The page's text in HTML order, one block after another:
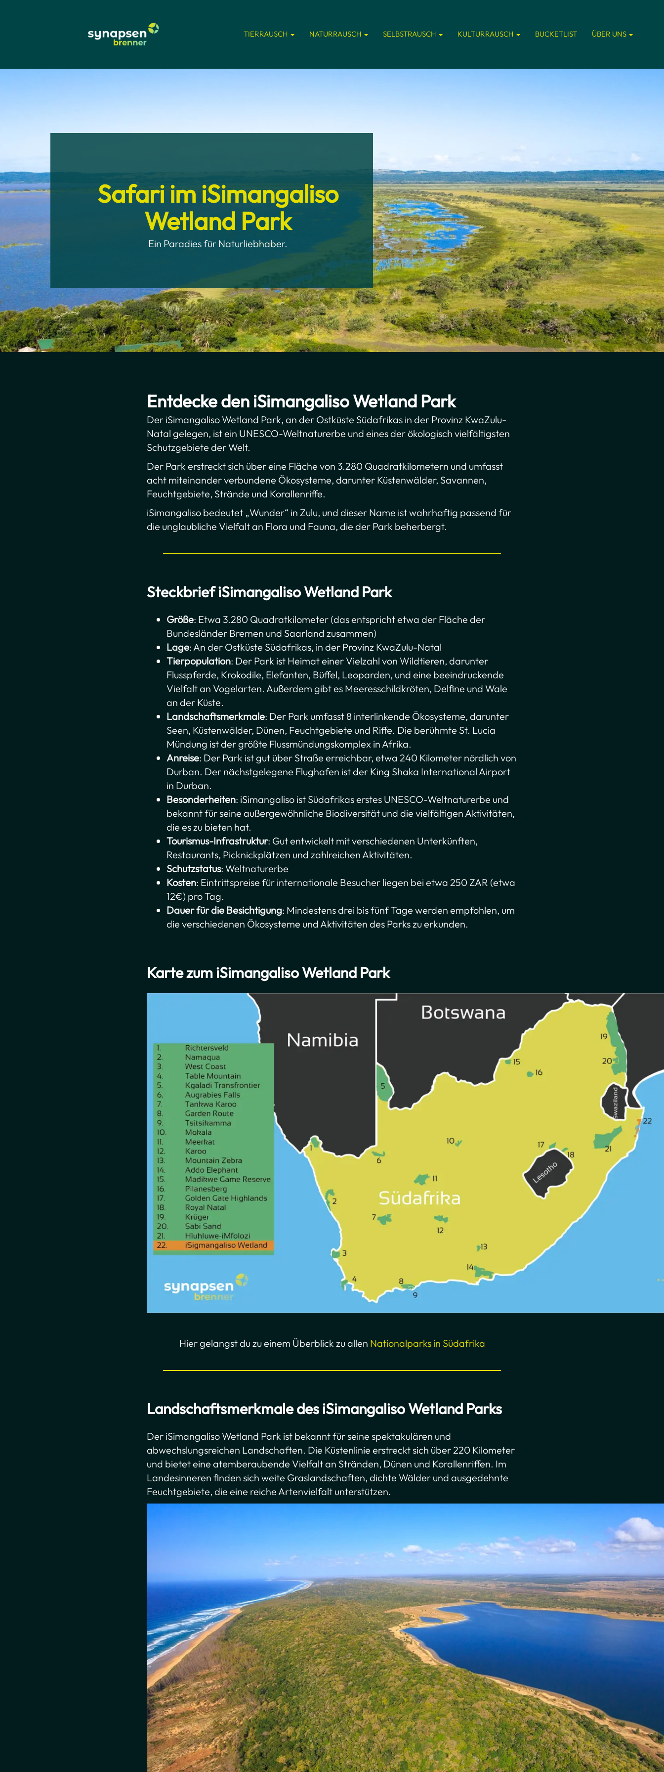
TIERRAUSCH NATURRAUSCH SELBSTRAUSCH KULTURRAUSCH BUCKETLIST ÜBER UNS
Safari im iSimangaliso
Wetland Park
Ein Paradies für Naturliebhaber.
Entdecke den iSimangaliso Wetland Park
Der iSimangaliso Wetland Park, an der Ostküste Südafrikas in der Provinz KwaZulu-
Natal gelegen, ist ein UNESCO-Weltnaturerbe und eines der ökologisch vielfältigsten
Schutzgebiete der Welt.
Der Park erstreckt sich über eine Fläche von 3.280 Quadratkilometern und umfasst
acht miteinander verbundene Ökosysteme, darunter Küstenwälder, Savannen,
Feuchtgebiete, Strände und Korallenriffe.
iSimangaliso bedeutet „Wunder“ in Zulu, und dieser Name ist wahrhaftig passend für
die unglaubliche Vielfalt an Flora und Fauna, die der Park beherbergt.
Steckbrief iSimangaliso Wetland Park
Größe: Etwa 3.280 Quadratkilometer (das entspricht etwa der Fläche der
Bundesländer Bremen und Saarland zusammen)
Lage: An der Ostküste Südafrikas, in der Provinz KwaZulu-Natal
Tierpopulation: Der Park ist Heimat einer Vielzahl von Wildtieren, darunter
Flusspferde, Krokodile, Elefanten, Büffel, Leoparden, und eine beeindruckende
Vielfalt an Vogelarten. Außerdem gibt es Meeresschildkröten, Delfine und Wale
an der Küste.
Landschaftsmerkmale: Der Park umfasst 8 interlinkende Ökosysteme, darunter
Seen, Küstenwälder, Dünen, Feuchtgebiete und Riffe. Die berühmte St. Lucia
Mündung ist der größte Flussmündungskomplex in Afrika.
Anreise: Der Park ist gut über Straße erreichbar, etwa 240 Kilometer nördlich von
Durban. Der nächstgelegene Flughafen ist der King Shaka International Airport
in Durban.
Besonderheiten: iSimangaliso ist Südafrikas erstes UNESCO-Weltnaturerbe und
bekannt für seine außergewöhnliche Biodiversität und die vielfältigen Aktivitäten,
die es zu bieten hat.
Tourismus-Infrastruktur: Gut entwickelt mit verschiedenen Unterkünften,
Restaurants, Picknickplätzen und zahlreichen Aktivitäten.
Schutzstatus: Weltnaturerbe
Kosten: Eintrittspreise für internationale Besucher liegen bei etwa 250 ZAR (etwa
12€) pro Tag.
Dauer für die Besichtigung: Mindestens drei bis fünf Tage werden empfohlen, um
die verschiedenen Ökosysteme und Aktivitäten des Parks zu erkunden.
Karte zum iSimangaliso Wetland Park
Hier gelangst du zu einem Überblick zu allen Nationalparks in Südafrika
Landschaftsmerkmale des iSimangaliso Wetland Parks
Der iSimangaliso Wetland Park ist bekannt für seine spektakulären und
abwechslungsreichen Landschaften. Die Küstenlinie erstreckt sich über 220 Kilometer
und bietet eine atemberaubende Vielfalt an Stränden, Dünen und Korallenriffen. Im
Landesinneren finden sich weite Graslandschaften, dichte Wälder und ausgedehnte
Feuchtgebiete, die eine reiche Artenvielfalt unterstützen.